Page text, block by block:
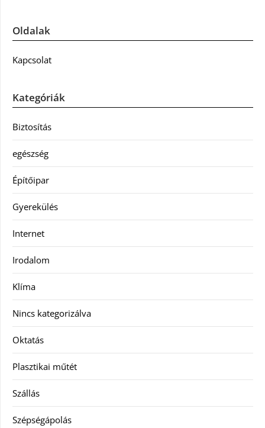
Oldalak
Kapcsolat
Kategóriák
Biztosítás
egészség
Építőipar
Gyerekülés
Internet
Irodalom
Klíma
Nincs kategorizálva
Oktatás
Plasztikai műtét
Szállás
Szépségápolás